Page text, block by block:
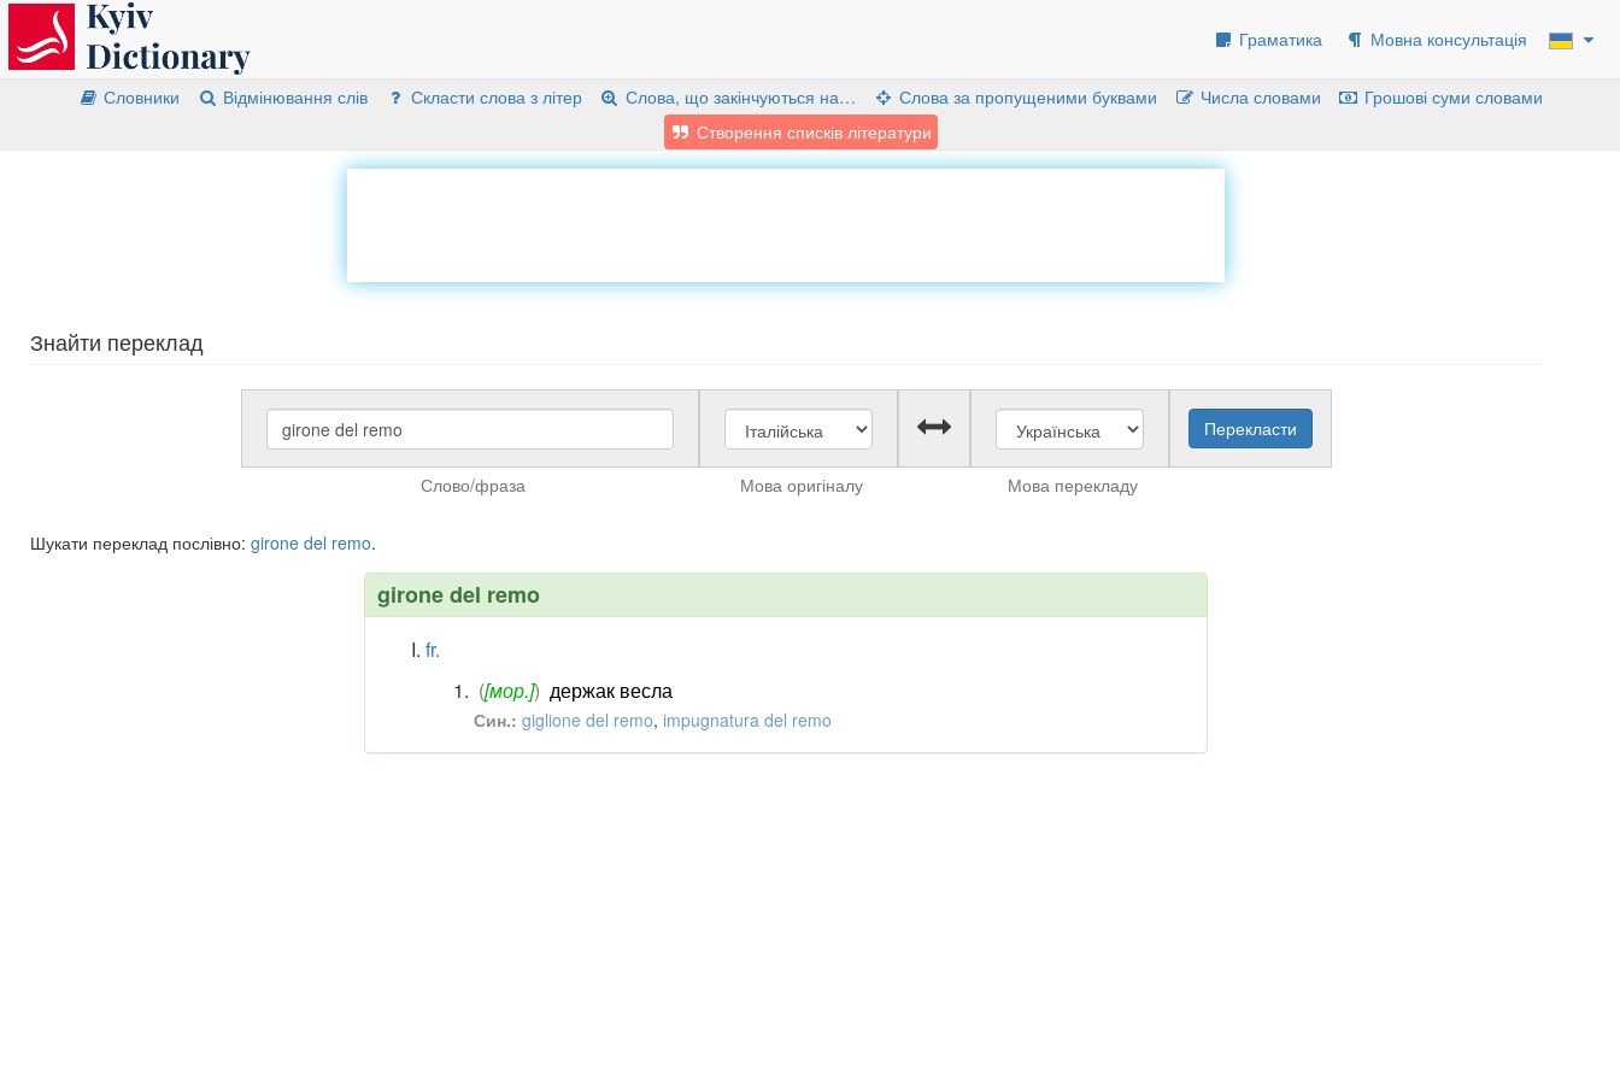
Граматика Мовна консультація
Словники Відмінювання слів Скласти слова з літер Слова, що закінчуються на… Слова за пропущеними буквами Числа словами
Грошові суми словами
Створення списків літератури
Знайти переклад
Слово/фраза Мова оригіналу Мова перекладу
Шукати переклад послівно: girone del remo.
girone del remo
fr.
([мор.]) держак весла
Син.: giglione del remo, impugnatura del remo